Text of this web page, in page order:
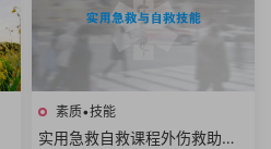
素质•技能
实用急救自救课程外伤救助家